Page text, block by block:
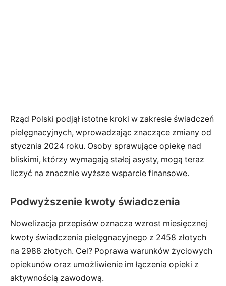
Rząd Polski podjął istotne kroki w zakresie świadczeń
pielęgnacyjnych, wprowadzając znaczące zmiany od
stycznia 2024 roku. Osoby sprawujące opiekę nad
bliskimi, którzy wymagają stałej asysty, mogą teraz
liczyć na znacznie wyższe wsparcie finansowe.
Podwyższenie kwoty świadczenia
Nowelizacja przepisów oznacza wzrost miesięcznej
kwoty świadczenia pielęgnacyjnego z 2458 złotych
na 2988 złotych. Cel? Poprawa warunków życiowych
opiekunów oraz umożliwienie im łączenia opieki z
aktywnością zawodową.